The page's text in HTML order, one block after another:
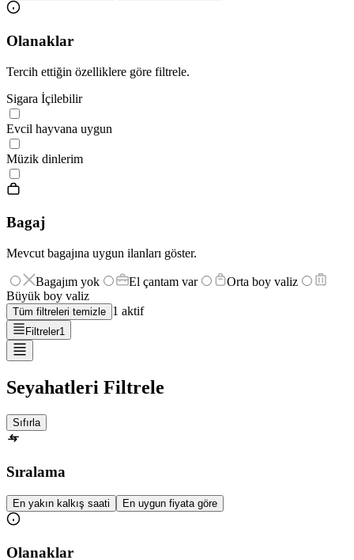
Olanaklar
Tercih ettiğin özelliklere göre filtrele.
Sigara İçilebilir
Evcil hayvana uygun
Müzik dinlerim
Bagaj
Mevcut bagajına uygun ilanları göster.
Bagajım yok El çantam var
Orta boy valiz
Büyük boy valiz
Tüm filtreleri temizle 1 aktif
Filtreler1
Seyahatleri Filtrele
Sıfırla
Sıralama
En yakın kalkış saati En uygun fiyata göre
Olanaklar